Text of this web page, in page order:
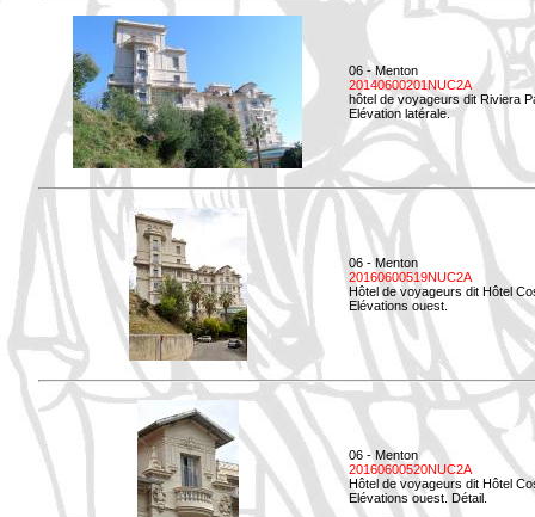
06 - Menton
20140600201NUC2A
hôtel de voyageurs dit Riviera
Elévation latérale.
06 - Menton
20160600519NUC2A
Hôtel de voyageurs dit Hôtel
Elévations ouest.
06 - Menton
20160600520NUC2A
Hôtel de voyageurs dit Hôtel
Elévations ouest. Détail.